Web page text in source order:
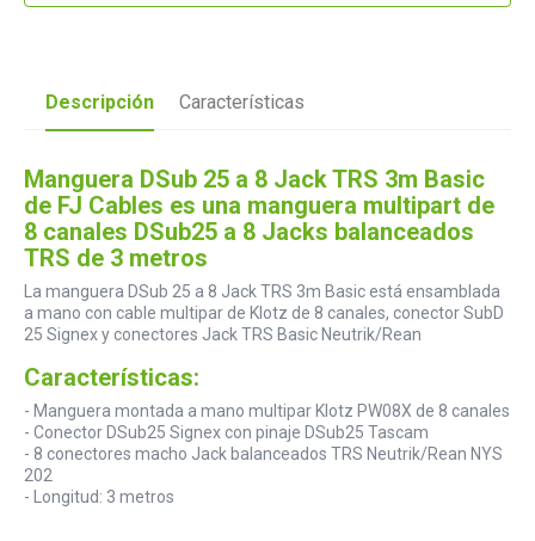
Descripción Características
Manguera DSub 25 a 8 Jack TRS 3m Basic
de FJ Cables es una manguera multipart de
8 canales DSub25 a 8 Jacks balanceados
TRS de 3 metros
La manguera DSub 25 a 8 Jack TRS 3m Basic está ensamblada
a mano con cable multipar de Klotz de 8 canales, conector SubD
25 Signex y conectores Jack TRS Basic Neutrik/Rean
Características:
- Manguera montada a mano multipar Klotz PW08X de 8 canales
- Conector DSub25 Signex con pinaje DSub25 Tascam
- 8 conectores macho Jack balanceados TRS Neutrik/Rean NYS
202
- Longitud: 3 metros